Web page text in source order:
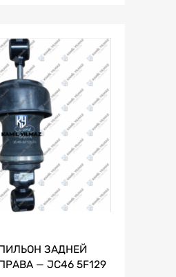
ПИЛЬОН ЗАДНЕЙ
— JC46 5F129